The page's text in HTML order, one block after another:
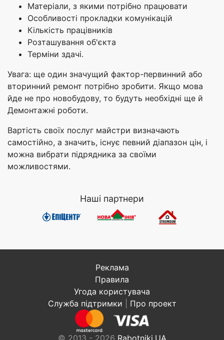
Матеріали, з якими потрібно працювати
Особливості прокладки комунікацій
Кількість працівників
Розташування об'єкта
Терміни здачі.
Увага: ще один значущий фактор-первинний або
вторинний ремонт потрібно зробити. Якщо мова
йде не про новобудову, то будуть необхідні ще й
Демонтажні роботи.
Вартість своїх послуг майстри визначають
самостійно, а значить, існує певний діапазон цін, і
можна вибрати підрядника за своїми
можливостями.
Наші партнери
Реклама
Правила
Угода користувача
Служба підтримки
Про проект
© 2013 - 2026 Rabotniki.UA